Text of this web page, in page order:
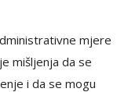
mjere
mišljenja da se
i da se mogu